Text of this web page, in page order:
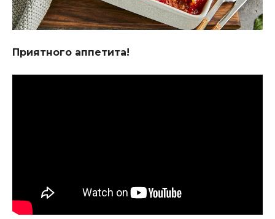
Приятного аппетита!